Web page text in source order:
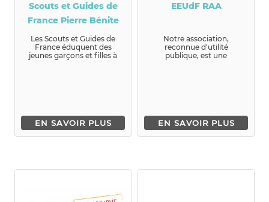
Scouts et Guides de
France Pierre Bénite
Les Scouts et Guides de
France éduquent des
jeunes garçons et filles à
EN SAVOIR PLUS
EEUdF RAA
Notre association,
reconnue d'utilité
publique, est une
EN SAVOIR PLUS